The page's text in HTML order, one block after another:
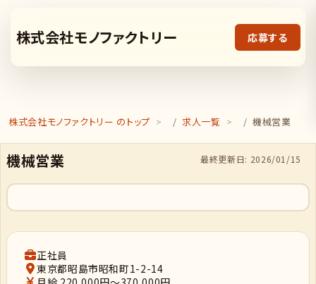
株式会社モノファクトリー 応募する
株式会社モノファクトリー のトップ 求人一覧 機械営業
最終更新日: 2026/01/15
機械営業
正社員
東京都昭島市昭和町1-2-14